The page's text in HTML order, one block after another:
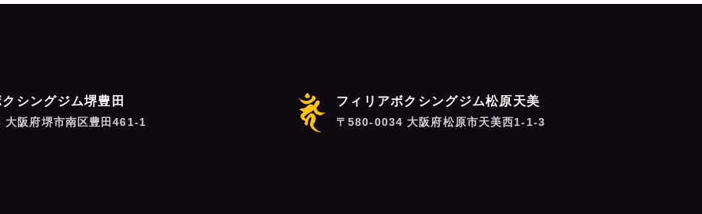
シングジム堺豊田
阪府堺市南区豊田461-1
フィリアボクシングジム松原天美
〒580-0034 大阪府松原市天美西1-1-3